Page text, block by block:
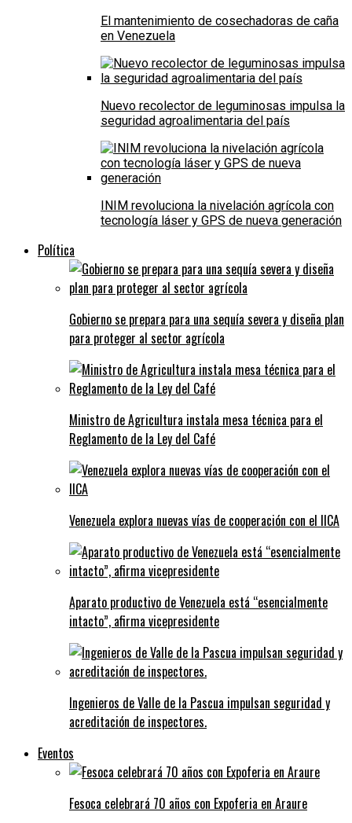
El mantenimiento de cosechadoras de caña
en Venezuela
Nuevo recolector de leguminosas impulsa la
seguridad agroalimentaria del país
INIM revoluciona la nivelación agrícola con
tecnología láser y GPS de nueva generación
Política
Gobierno se prepara para una sequía severa y diseña plan
para proteger al sector agrícola
Ministro de Agricultura instala mesa técnica para el
Reglamento de la Ley del Café
Venezuela explora nuevas vías de cooperación con el IICA
Aparato productivo de Venezuela está “esencialmente
intacto”, afirma vicepresidente
Ingenieros de Valle de la Pascua impulsan seguridad y
acreditación de inspectores.
Eventos
Fesoca celebrará 70 años con Expoferia en Araure